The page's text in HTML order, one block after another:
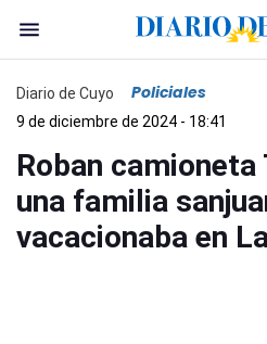
Diario de Cuyo Policiales
9 de diciembre de 2024 - 18:41
Roban
una familia
vacacionaba en